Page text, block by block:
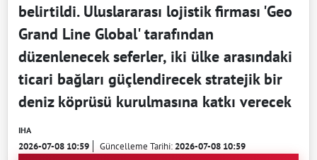
belirtildi. Uluslararası lojistik firması 'Geo
Grand Line Global' tarafından
düzenlenecek seferler, iki ülke arasındaki
ticari bağları güçlendirecek stratejik bir
deniz köprüsü kurulmasına katkı verecek
IHA
2026-07-08 10:59 Güncelleme Tarihi:2026-07-08 10:59